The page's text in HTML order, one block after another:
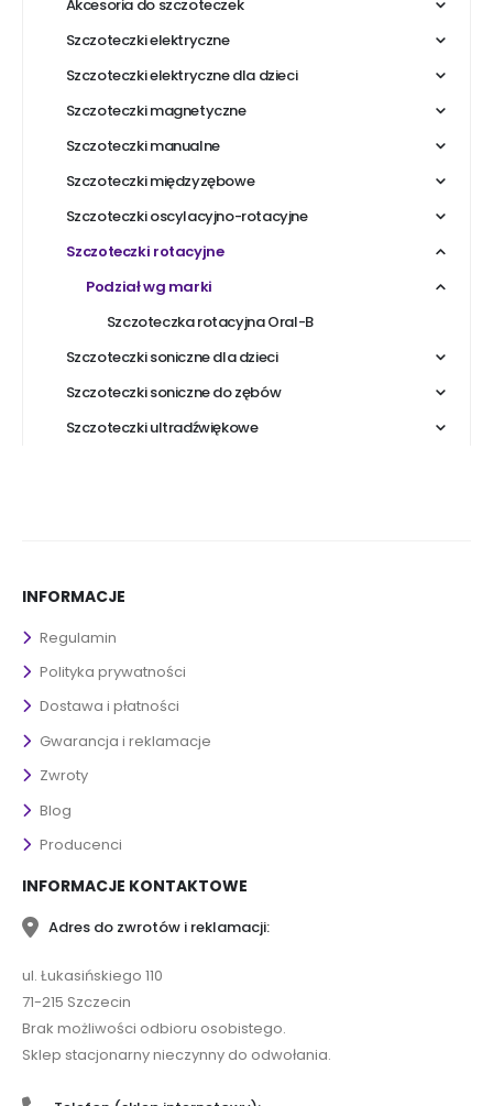
Akcesoria do szczoteczek
Szczoteczki elektryczne
Szczoteczki elektryczne dla dzieci
Szczoteczki magnetyczne
Szczoteczki manualne
Szczoteczki międzyzębowe
Szczoteczki oscylacyjno-rotacyjne
Szczoteczki rotacyjne
Podział wg marki
Szczoteczka rotacyjna Oral-B
Szczoteczki soniczne dla dzieci
Szczoteczki soniczne do zębów
Szczoteczki ultradźwiękowe
INFORMACJE
Regulamin
Polityka prywatności
Dostawa i płatności
Gwarancja i reklamacje
Zwroty
Blog
Producenci
INFORMACJE KONTAKTOWE
Adres do zwrotów i reklamacji:
ul. Łukasińskiego 110
71-215 Szczecin
Brak możliwości odbioru osobistego.
Sklep stacjonarny nieczynny do odwołania.